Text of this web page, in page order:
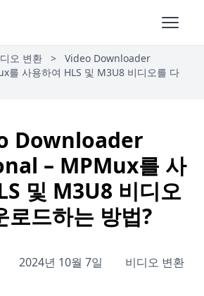
메인
오 변환 >
Video Downloader
를 사용하여 HLS 및 M3U8 비디오를 다
Downloader
– MPMux를 사
및 M3U8 비디오
로드하는 방법?
2024년 10월 7일 비디오 변환